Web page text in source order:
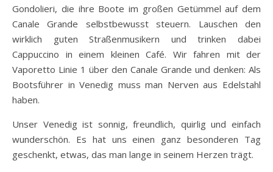
Gondolieri, die ihre Boote im großen Getümmel auf dem
Canale Grande selbstbewusst steuern. Lauschen den
wirklich guten Straßenmusikern und trinken dabei
Cappuccino in einem kleinen Café. Wir fahren mit der
Vaporetto Linie 1 über den Canale Grande und denken: Als
Bootsführer in Venedig muss man Nerven aus Edelstahl
haben.
Unser Venedig ist sonnig, freundlich, quirlig und einfach
wunderschön. Es hat uns einen ganz besonderen Tag
geschenkt, etwas, das man lange in seinem Herzen trägt.